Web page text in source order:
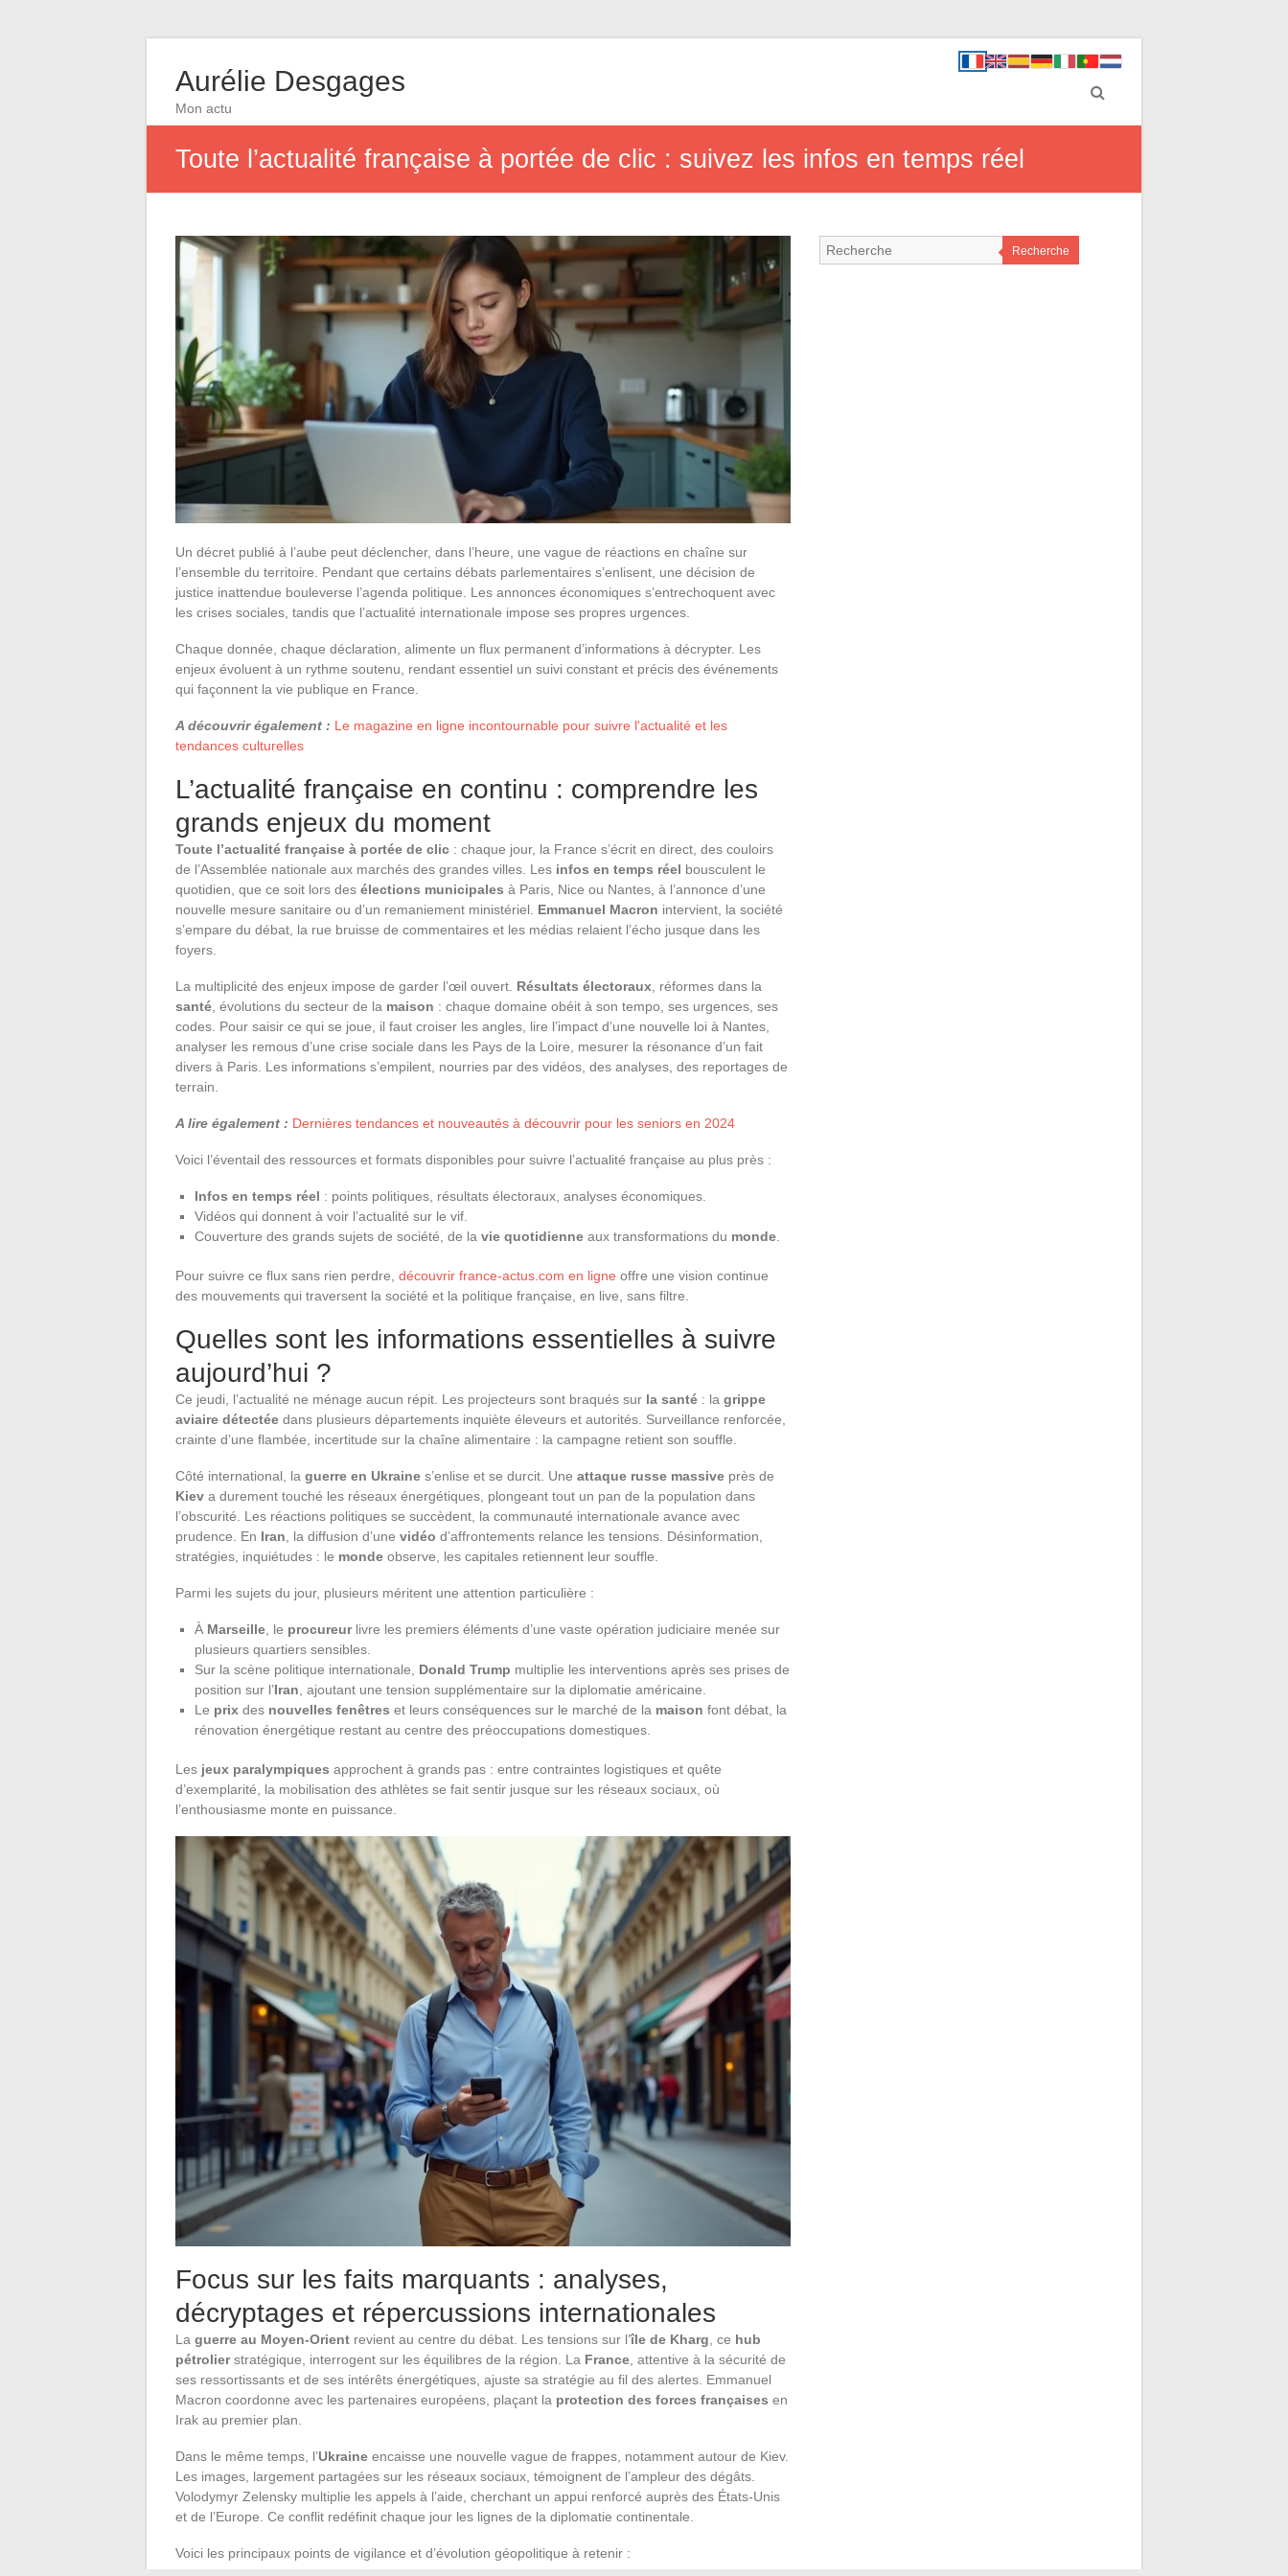
Aurélie Desgages
Mon actu
Toute l’actualité française à portée de clic : suivez les infos en temps réel
Un décret publié à l’aube peut déclencher, dans l’heure, une vague de réactions en chaîne sur
l’ensemble du territoire. Pendant que certains débats parlementaires s’enlisent, une décision de
justice inattendue bouleverse l’agenda politique. Les annonces économiques s’entrechoquent avec
les crises sociales, tandis que l’actualité internationale impose ses propres urgences.
Chaque donnée, chaque déclaration, alimente un flux permanent d’informations à décrypter. Les
enjeux évoluent à un rythme soutenu, rendant essentiel un suivi constant et précis des événements
qui façonnent la vie publique en France.
A découvrir également : Le magazine en ligne incontournable pour suivre l'actualité et les
tendances culturelles
L’actualité française en continu : comprendre les
grands enjeux du moment
Toute l’actualité française à portée de clic : chaque jour, la France s’écrit en direct, des couloirs
de l’Assemblée nationale aux marchés des grandes villes. Les infos en temps réel bousculent le
quotidien, que ce soit lors des élections municipales à Paris, Nice ou Nantes, à l’annonce d’une
nouvelle mesure sanitaire ou d’un remaniement ministériel. Emmanuel Macron intervient, la société
s’empare du débat, la rue bruisse de commentaires et les médias relaient l’écho jusque dans les
foyers.
La multiplicité des enjeux impose de garder l’œil ouvert. Résultats électoraux , réformes dans la
santé , évolutions du secteur de la maison : chaque domaine obéit à son tempo, ses urgences, ses
codes. Pour saisir ce qui se joue, il faut croiser les angles, lire l’impact d’une nouvelle loi à Nantes,
analyser les remous d’une crise sociale dans les Pays de la Loire, mesurer la résonance d’un fait
divers à Paris. Les informations s’empilent, nourries par des vidéos, des analyses, des reportages de
terrain.
A lire également : Dernières tendances et nouveautés à découvrir pour les seniors en 2024
Voici l’éventail des ressources et formats disponibles pour suivre l’actualité française au plus près :
Infos en temps réel : points politiques, résultats électoraux, analyses économiques.
Vidéos qui donnent à voir l’actualité sur le vif.
Couverture des grands sujets de société, de la vie quotidienne aux transformations du monde
Pour suivre ce flux sans rien perdre, découvrir france-actus.com en ligne offre une vision continue
des mouvements qui traversent la société et la politique française, en live, sans filtre.
Quelles sont les informations essentielles à suivre
aujourd’hui ?
Ce jeudi, l’actualité ne ménage aucun répit. Les projecteurs sont braqués sur la santé : la grippe
aviaire détectée dans plusieurs départements inquiète éleveurs et autorités. Surveillance renforcée,
crainte d’une flambée, incertitude sur la chaîne alimentaire : la campagne retient son souffle.
Côté international, la guerre en Ukraine s’enlise et se durcit. Une attaque russe massive près de
Kiev a durement touché les réseaux énergétiques, plongeant tout un pan de la population dans
l’obscurité. Les réactions politiques se succèdent, la communauté internationale avance avec
prudence. En Iran , la diffusion d’une vidéo d’affrontements relance les tensions. Désinformation,
stratégies, inquiétudes : le monde observe, les capitales retiennent leur souffle.
Parmi les sujets du jour, plusieurs méritent une attention particulière :
À Marseille , le procureurlivre les premiers éléments d’une vaste opération judiciaire menée sur
plusieurs quartiers sensibles.
Sur la scène politique internationale, Donald Trump multiplie les interventions après ses prises de
position sur l’Iran , ajoutant une tension supplémentaire sur la diplomatie américaine.
Le prix des nouvelles fenêtres et leurs conséquences sur le marché de la maison font débat, la
rénovation énergétique restant au centre des préoccupations domestiques.
Les jeux paralympiques approchent à grands pas : entre contraintes logistiques et quête
d’exemplarité, la mobilisation des athlètes se fait sentir jusque sur les réseaux sociaux, où
l’enthousiasme monte en puissance.
Focus sur les faits marquants : analyses,
décryptages et répercussions internationales
La guerre au Moyen-Orient revient au centre du débat. Les tensions sur l’île de Kharg , ce hub
pétrolierstratégique, interrogent sur les équilibres de la région. La France , attentive à la sécurité de
ses ressortissants et de ses intérêts énergétiques, ajuste sa stratégie au fil des alertes. Emmanuel
Macron coordonne avec les partenaires européens, plaçant la protection des forces françaises en
Irak au premier plan.
Dans le même temps, l’Ukraine encaisse une nouvelle vague de frappes, notamment autour de Kiev.
Les images, largement partagées sur les réseaux sociaux, témoignent de l’ampleur des dégâts.
Volodymyr Zelensky multiplie les appels à l’aide, cherchant un appui renforcé auprès des États-Unis
et de l’Europe. Ce conflit redéfinit chaque jour les lignes de la diplomatie continentale.
Voici les principaux points de vigilance et d’évolution géopolitique à retenir :
Recherche